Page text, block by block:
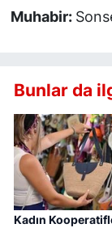
Muhabir:
Bunlar da
Kadın